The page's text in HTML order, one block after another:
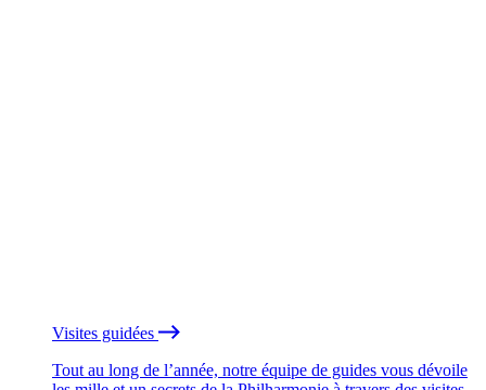
Visites guidées
Tout au long de l’année, notre équipe de guides vous dévoile